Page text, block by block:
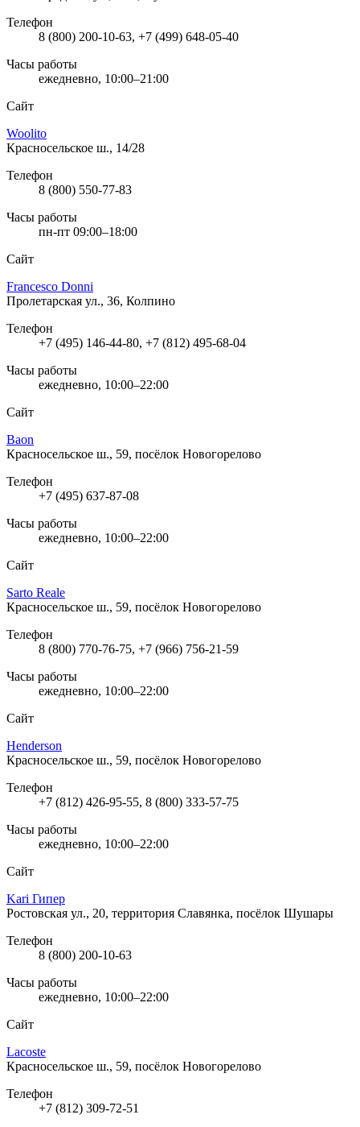
Телефон
8 (800) 200-10-63, +7 (499) 648-05-40
Часы работы
ежедневно, 10:00–21:00
Сайт
Woolito
Красносельское ш., 14/28
Телефон
8 (800) 550-77-83
Часы работы
пн-пт 09:00–18:00
Сайт
Francesco Donni
Пролетарская ул., 36, Колпино
Телефон
+7 (495) 146-44-80, +7 (812) 495-68-04
Часы работы
ежедневно, 10:00–22:00
Сайт
Baon
Красносельское ш., 59, посёлок Новогорелово
Телефон
+7 (495) 637-87-08
Часы работы
ежедневно, 10:00–22:00
Сайт
Sarto Reale
Красносельское ш., 59, посёлок Новогорелово
Телефон
8 (800) 770-76-75, +7 (966) 756-21-59
Часы работы
ежедневно, 10:00–22:00
Сайт
Henderson
Красносельское ш., 59, посёлок Новогорелово
Телефон
+7 (812) 426-95-55, 8 (800) 333-57-75
Часы работы
ежедневно, 10:00–22:00
Сайт
Kari Гипер
Ростовская ул., 20, территория Славянка, посёлок Шушары
Телефон
8 (800) 200-10-63
Часы работы
ежедневно, 10:00–22:00
Сайт
Lacoste
Красносельское ш., 59, посёлок Новогорелово
Телефон
+7 (812) 309-72-51